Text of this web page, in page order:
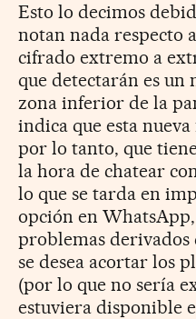
Esto lo decimos
notan nada respecto
cifrado extremo a
que detectarán es un
zona inferior de la
indica que esta
por lo tanto, que
la hora de chatear
lo que se tarda en
opción en
problemas derivados
se desea acortar los
(por lo que no sería
estuviera disponible